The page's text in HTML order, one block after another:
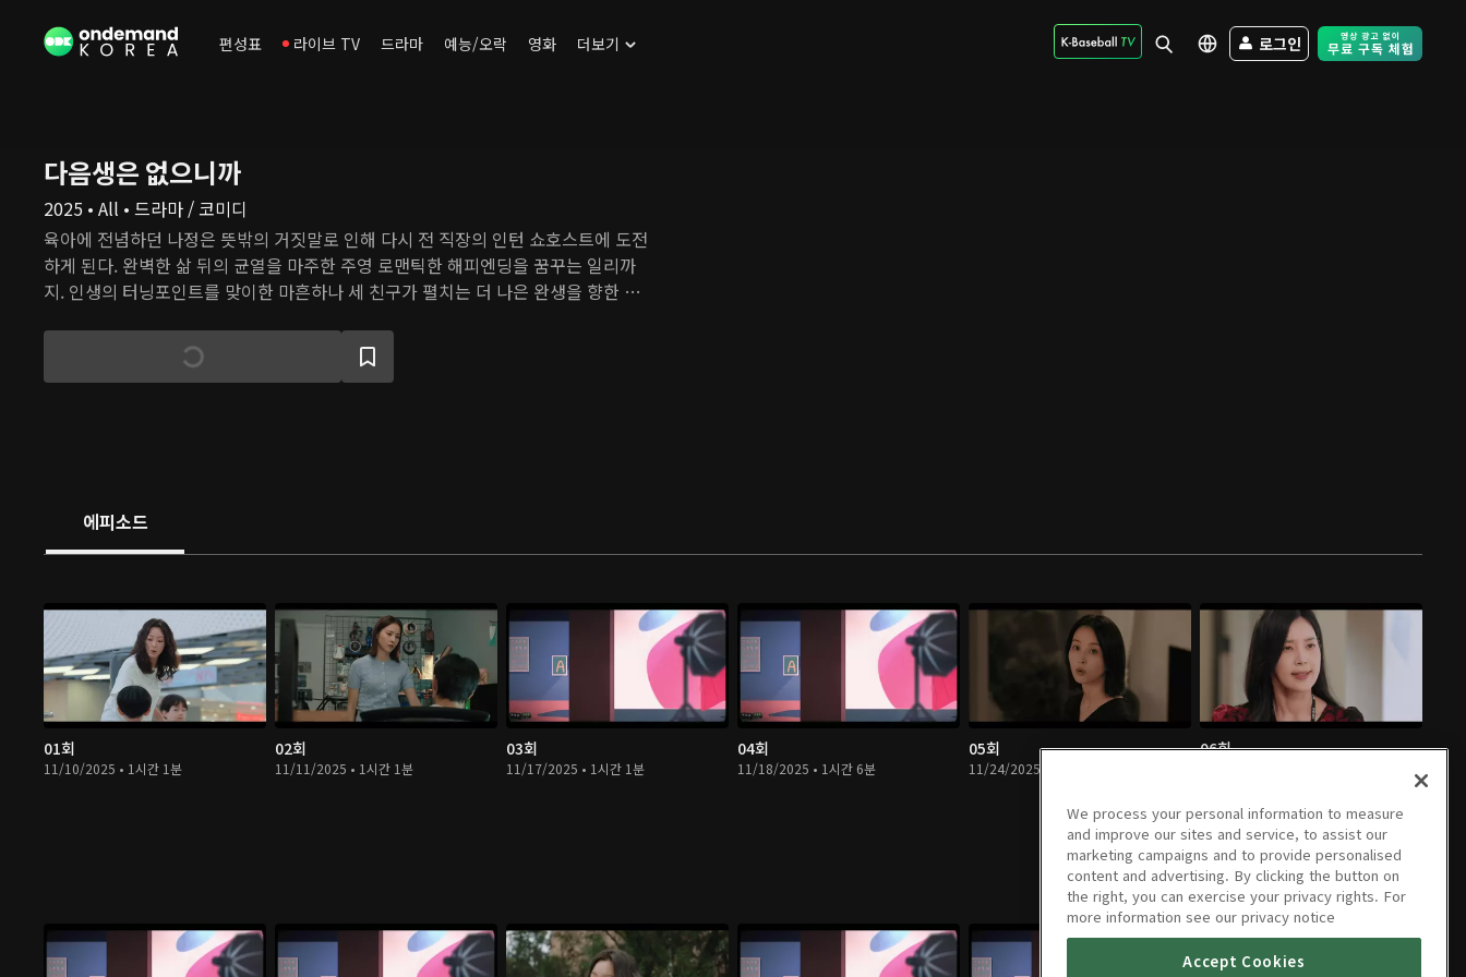
편성표 라이브 TV 드라마 예능/오락 영화 더보기 로그인 Free Trial -
다음생은 없으니까
2025 • All • 드라마 / 코미디
육아에 전념하던 나정은 뜻밖의 거짓말로 인해 다시 전 직장의 인턴 쇼호스트에 도전
하게 된다. 완벽한 삶 뒤의 균열을 마주한 주영 로맨틱한 해피엔딩을 꿈꾸는 일리까
지. 인생의 터닝포인트를 맞이한 마흔하나 세 친구가 펼치는 더 나은 완생을 향한 코
에피소드
01회
11/10/2025 • 1시간 1분
02회
11/11/2025 • 1시간 1분
03회
11/17/2025 • 1시간 1분
04회
11/18/2025 • 1시간 6분
05회
11/24/2025 • 1시간 4분
06회
We process your personal information to measure
and improve our sites and service, to assist our
marketing campaigns and to provide personalised
content and advertising. By clicking the button on
the right, you can exercise your privacy rights. For
more information see our privacy notice
Accept Cookies